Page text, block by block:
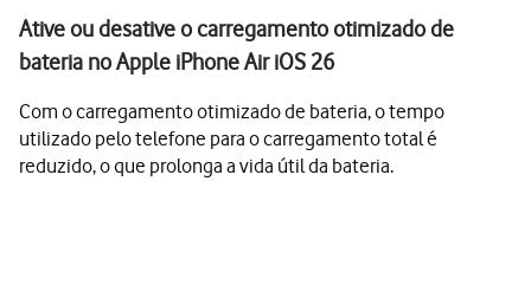
Ative ou desative o carregamento otimizado de
bateria no Apple iPhone Air iOS 26
Com o carregamento otimizado de bateria, o tempo
utilizado pelo telefone para o carregamento total é
reduzido, o que prolonga a vida útil da bateria.